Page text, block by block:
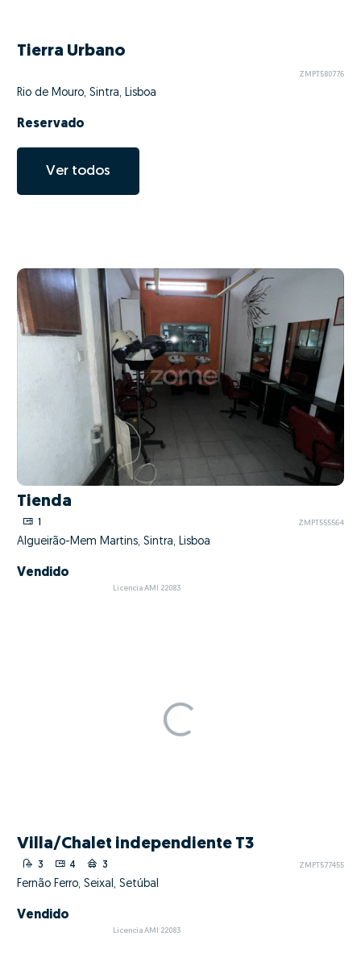
Tierra Urbano
ZMPT580776
Rio de Mouro, Sintra, Lisboa
Reservado
Ver todos
Tienda
1 ZMPT555564
Algueirão-Mem Martins, Sintra, Lisboa
Vendido
Licencia AMI 22083
Villa/Chalet independiente T3
3 4 3 ZMPT577455
Fernão Ferro, Seixal, Setúbal
Vendido
Licencia AMI 22083